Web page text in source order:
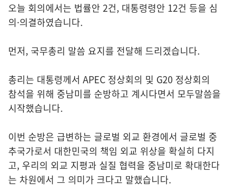
오늘 회의에서는 법률안 2건, 대통령령안 12건 등을 심
의·의결하였습니다.
먼저, 국무총리 말씀 요지를 전달해 드리겠습니다.
총리는 대통령께서 APEC 정상회의 및 G20 정상회의
참석을 위해 중남미를 순방하고 계시다면서 모두말씀을
시작했습니다.
이번 순방은 급변하는 글로벌 외교 환경에서 글로벌 중
추국가로서 대한민국의 책임 외교 위상을 확실히 다지
고, 우리의 외교 지평과 실질 협력을 중남미로 확대한다
는 차원에서 그 의미가 크다고 말했습니다.